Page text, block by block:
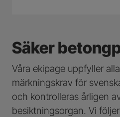
Säker
Våra ekipage uppfyller
märkningskrav för
och kontrolleras årligen
besiktningsorgan. Vi